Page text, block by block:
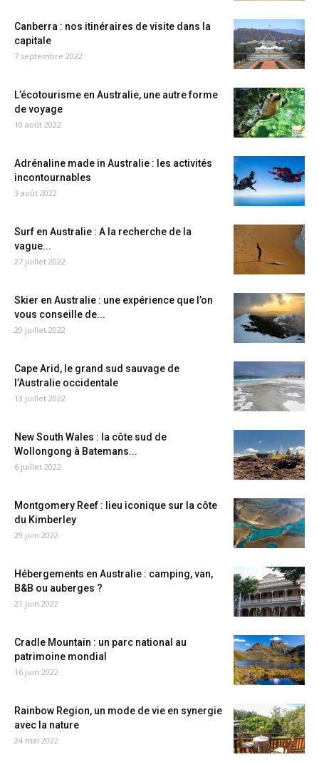
Canberra : nos itinéraires de visite dans la
capitale
7 septembre 2022
L’écotourisme en Australie, une autre forme
de voyage
10 août 2022
Adrénaline made in Australie : les activités
incontournables
3 août 2022
Surf en Australie : A la recherche de la
vague...
27 juillet 2022
Skier en Australie : une expérience que l’on
vous conseille de...
20 juillet 2022
Cape Arid, le grand sud sauvage de
l’Australie occidentale
13 juillet 2022
New South Wales : la côte sud de
Wollongong à Batemans...
6 juillet 2022
Montgomery Reef : lieu iconique sur la côte
du Kimberley
29 juin 2022
Hébergements en Australie : camping, van,
B&B ou auberges ?
21 juin 2022
Cradle Mountain : un parc national au
patrimoine mondial
16 juin 2022
Rainbow Region, un mode de vie en synergie
avec la nature
24 mai 2022